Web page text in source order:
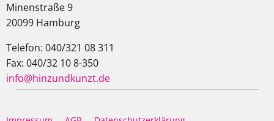
Minenstraße 9
20099 Hamburg
Telefon: 040/321 08 311
Fax: 040/32 10 8-350
info@hinzundkunzt.de